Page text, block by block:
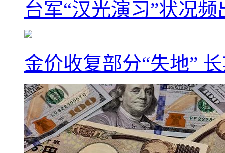
台军“汉光演习”状况
金价收复部分“失地”